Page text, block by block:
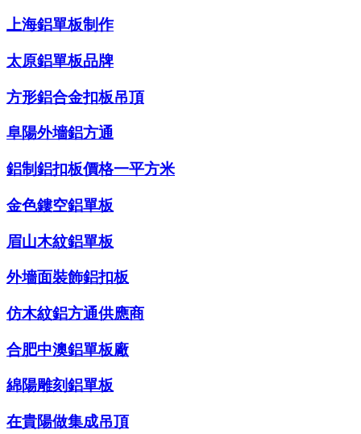
上海鋁單板制作
太原鋁單板品牌
方形鋁合金扣板吊頂
阜陽外墻鋁方通
鋁制鋁扣板價格一平方米
金色鏤空鋁單板
眉山木紋鋁單板
外墻面裝飾鋁扣板
仿木紋鋁方通供應商
合肥中澳鋁單板廠
綿陽雕刻鋁單板
在貴陽做集成吊頂